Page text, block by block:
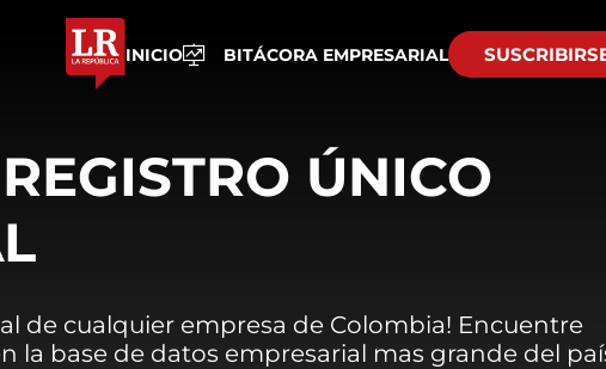
INICIO BITÁCORA EMPRESARIAL
ÚNICO
de cualquier empresa de Colombia! Encuentre
la base de datos empresarial mas grande del